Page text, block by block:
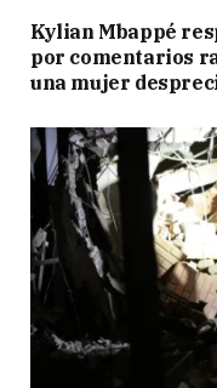
Kylian Mbappé
por comentarios
una mujer